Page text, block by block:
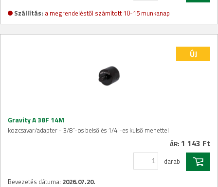
Szállítás: a megrendeléstől számított 10-15 munkanap
ÚJ
Gravity A 38F 14M
közcsavar/adapter - 3/8"-os belső és 1/4"-es külső menettel
ÁR: 1 143 Ft
darab
Bevezetés dátuma: 2026.07.20.